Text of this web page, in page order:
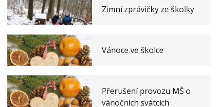
Zimní zprávičky ze školky
Vánoce ve školce
Přerušení provozu MŠ o
vánočních svátcích